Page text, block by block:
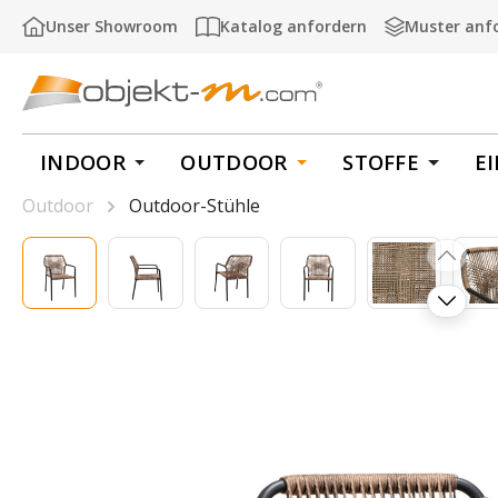
Hauptinhalt springen
Zur Suche springen
Zur Hauptnavigation springen
Unser Showroom Katalog anfordern Muster
INDOOR OUTDOOR STOFFE
Outdoor
Outdoor-Stühle
Bildergalerie überspringen